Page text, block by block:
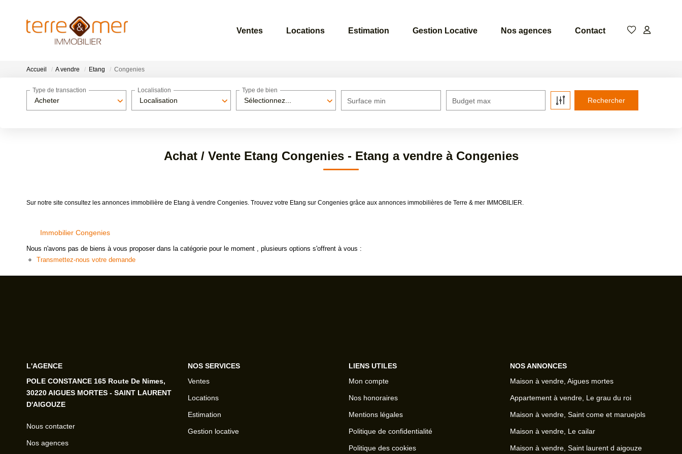
Ventes Locations Estimation Gestion Locative Nos agences Contact
Accueil A vendre Etang Congenies
Acheter
Type de transaction
Localisation
Localisation
Sélectionnez...
Type de bien
Surface min Budget max
Achat / Vente Etang Congenies - Etang a vendre à Congenies
Sur notre site consultez les annonces immobilière de Etang à vendre Congenies. Trouvez votre Etang sur Congenies grâce aux annonces immobilières de Terre & mer IMMOBILIER.
Immobilier Congenies
Nous n'avons pas de biens à vous proposer dans la catégorie pour le moment , plusieurs options s'offrent à vous :
Transmettez-nous votre demande
L'AGENCE
POLE CONSTANCE 165 Route De Nimes,
30220 AIGUES MORTES - SAINT LAURENT
D'AIGOUZE
Nous contacter
Nos agences
NOS SERVICES
Ventes
Locations
Estimation
Gestion locative
LIENS UTILES
Mon compte
Nos honoraires
Mentions légales
Politique de confidentialité
Politique des cookies
NOS ANNONCES
Maison à vendre, Aigues mortes
Appartement à vendre, Le grau du roi
Maison à vendre, Saint come et maruejols
Maison à vendre, Le cailar
Maison à vendre, Saint laurent d aigouze